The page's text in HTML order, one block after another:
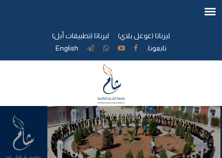
ليرناتا (غوغل بلاي)
ليرناتا (تطبيقات أبل)
تابعونا:
English